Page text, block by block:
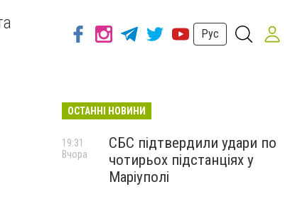
Рус
ОСТАННІ НОВИНИ
СБС підтвердили удари по
чотирьох підстанціях у
Маріуполі
19:31
Вчора